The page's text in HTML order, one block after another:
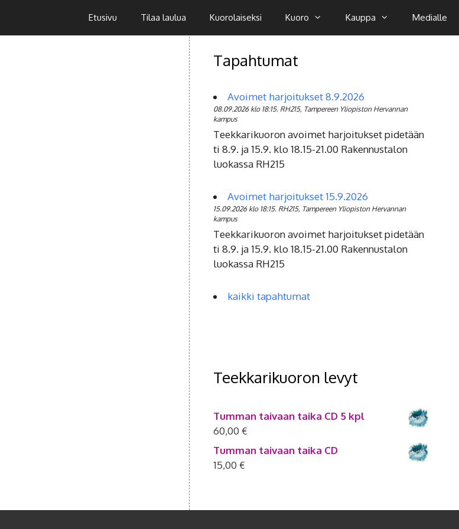
Etusivu Tilaa laulua Kuorolaiseksi Kuoro Kauppa Medialle
Tapahtumat
Avoimet harjoitukset 8.9.2026
08.09.2026 klo 18:15. RH215, Tampereen Yliopiston Hervannan
kampus
Teekkarikuoron avoimet harjoitukset pidetään
ti 8.9. ja 15.9. klo 18.15-21.00 Rakennustalon
luokassa RH215
Avoimet harjoitukset 15.9.2026
15.09.2026 klo 18:15. RH215, Tampereen Yliopiston Hervannan
kampus
Teekkarikuoron avoimet harjoitukset pidetään
ti 8.9. ja 15.9. klo 18.15-21.00 Rakennustalon
luokassa RH215
kaikki tapahtumat
Teekkarikuoron levyt
Tumman taivaan taika CD 5 kpl
60,00€
Tumman taivaan taika CD
15,00€